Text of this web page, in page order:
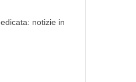
notizie in